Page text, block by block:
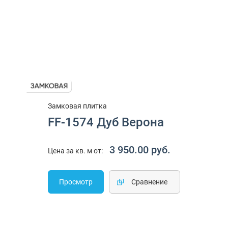
Замковая плитка
FF-1574 Дуб Верона
Цена за кв. м от: 3 950.00 руб.
Просмотр Cравнение